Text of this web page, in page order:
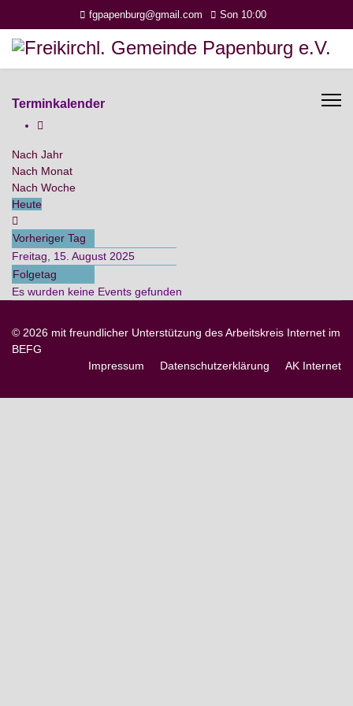
fgpapenburg@gmail.com Son 10:00
Terminkalender
Nach Jahr
Nach Monat
Nach Woche
Heute
Vorheriger Tag
Freitag, 15. August 2025
Folgetag
Es wurden keine Events gefunden
© 2026 mit freundlicher Unterstützung des Arbeitskreis Internet im
BEFG
Impressum
Datenschutzerklärung AK Internet